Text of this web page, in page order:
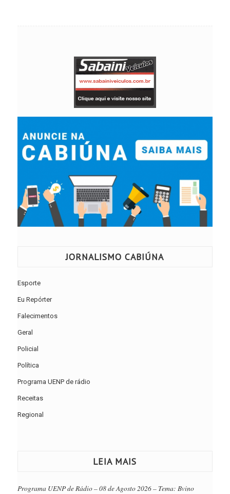
JORNALISMO CABIÚNA
Esporte
Eu Repórter
Falecimentos
Geral
Policial
Política
Programa UENP de rádio
Receitas
Regional
LEIA MAIS
Programa UENP de Rádio – 08 de Agosto 2026 – Tema: Bvino